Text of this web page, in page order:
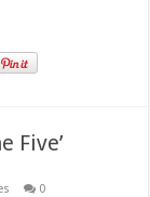
Five’
0